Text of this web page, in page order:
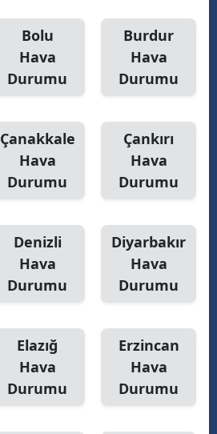
Bolu
Hava
Durumu
Burdur
Hava
Durumu
Çanakkale
Hava
Durumu
Çankırı
Hava
Durumu
Denizli
Hava
Durumu
Diyarbakır
Hava
Durumu
Elazığ
Hava
Durumu
Erzincan
Hava
Durumu